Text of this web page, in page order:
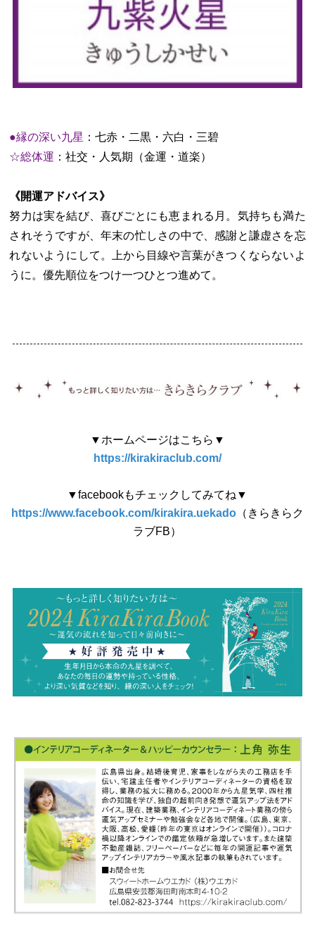
●縁の深い九星 ：七赤・二黒・六白・三碧
☆総体運 ：社交・人気期（金運・道楽）
《開運アドバイス》
努力は実を結び、喜びごとにも恵まれる月。気持ちも満た
されそうですが、年末の忙しさの中で、感謝と謙虚さを忘
れないようにして。上から目線や言葉がきつくならないよ
うに。優先順位をつけ一つひとつ進めて。
▼ホームページはこちら▼
https://kirakiraclub.com/
▼facebookもチェックしてみてね▼
https://www.facebook.com/kirakira.uekado（きらきらク
ラブFB）